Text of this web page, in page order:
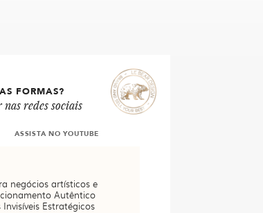
FORMAS?
nas redes sociais
ASSISTA NO YOUTUBE
negócios artísticos e
Autêntico
Estratégicos